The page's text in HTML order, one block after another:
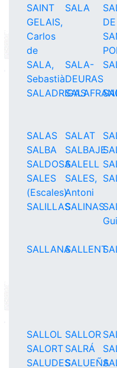
SAINT
GELAIS,
Carlos
de
SALA
DE
SALA,
Sebastià
SALA-
DEURAS
SALADRIGAS
SALAS SALAT
SALBA
SALBAJE
SALDOSASALELL
SALES
(Escales)
SALES,
Antoni
SALILLASSALINAS
SALLANASALLENT
SALLOL SALLOR
SALORT SALRÁ
SALUDESSALUEÑA